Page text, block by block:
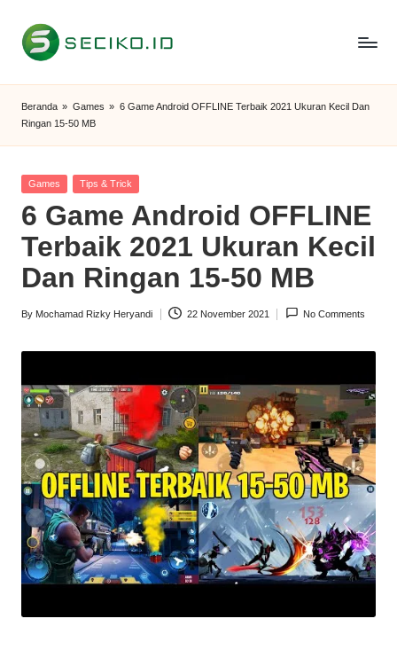
Skip
S
e
c
i
k
o
I
D
Beranda » Games » 6 Game Android OFFLINE Terbaik 2021 Ukuran Kecil Dan
Ringan 15-50 MB
Posted
Games Tips & Trick
6 Game Android OFFLINE
Terbaik 2021 Ukuran Kecil
Dan Ringan 15-50 MB
Posted
By Mochamad Rizky Heryandi 22 November 2021 No Comments